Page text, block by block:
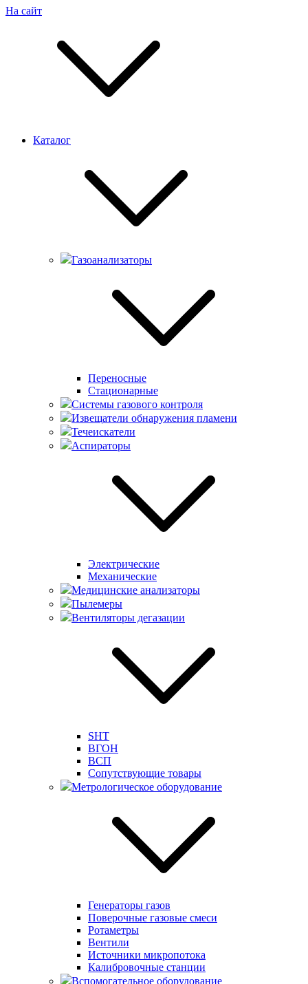
На сайт
Каталог
Газоанализаторы
Переносные
Стационарные
Системы газового контроля
Извещатели обнаружения пламени
Течеискатели
Аспираторы
Электрические
Механические
Медицинские анализаторы
Пылемеры
Вентиляторы дегазации
SHT
ВГОН
ВСП
Сопутствующие товары
Метрологическое оборудование
Генераторы газов
Поверочные газовые смеси
Ротаметры
Вентили
Источники микропотока
Калибровочные станции
Вспомогательное оборудование